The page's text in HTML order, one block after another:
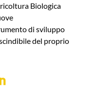
Biologica
di sviluppo
del proprio